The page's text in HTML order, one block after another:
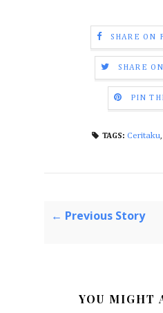
SHARE ON
SHARE
PIN
TAGS: Ceritaku,
← Previous Story
YOU MIGHT